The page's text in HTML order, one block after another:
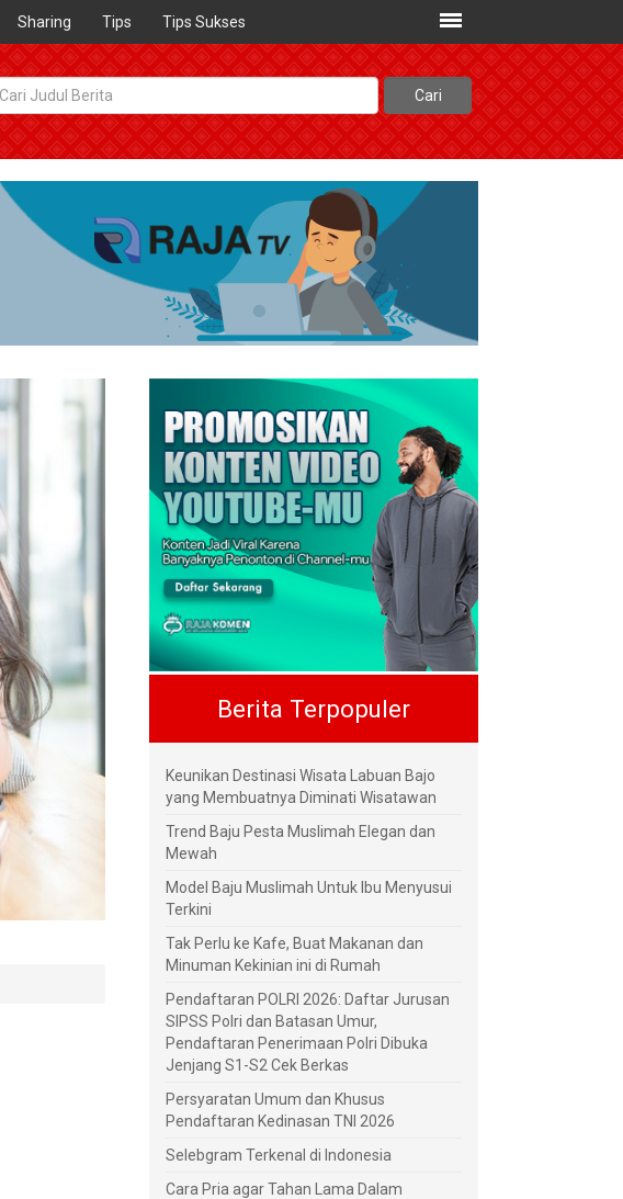
Sharing Tips Tips Sukses
Berita Terpopuler
Keunikan Destinasi Wisata Labuan Bajo
yang Membuatnya Diminati Wisatawan
Trend Baju Pesta Muslimah Elegan dan
Mewah
Model Baju Muslimah Untuk Ibu Menyusui
Terkini
Tak Perlu ke Kafe, Buat Makanan dan
Minuman Kekinian ini di Rumah
Pendaftaran POLRI 2026: Daftar Jurusan
SIPSS Polri dan Batasan Umur,
Pendaftaran Penerimaan Polri Dibuka
Jenjang S1-S2 Cek Berkas
Persyaratan Umum dan Khusus
Pendaftaran Kedinasan TNI 2026
Selebgram Terkenal di Indonesia
Cara Pria agar Tahan Lama Dalam